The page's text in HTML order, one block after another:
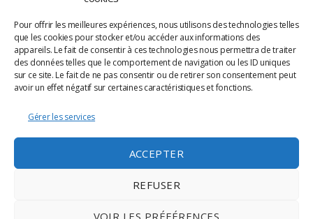
Pour offrir les meilleures expériences, nous utilisons des technologies telles
que les cookies pour stocker et/ou accéder aux informations des
appareils. Le fait de consentir à ces technologies nous permettra de traiter
des données telles que le comportement de navigation ou les ID uniques
sur ce site. Le fait de ne pas consentir ou de retirer son consentement peut
avoir un effet négatif sur certaines caractéristiques et fonctions.
Gérer les services
ACCEPTER
REFUSER
VOIR LES PRÉFÉRENCES
© 2026Scènes & Cinés
Appels d’offre